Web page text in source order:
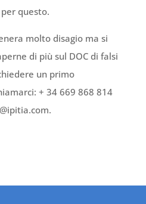
questo.
molto disagio ma si
di più sul DOC di falsi
un primo
+ 34 669 868 814